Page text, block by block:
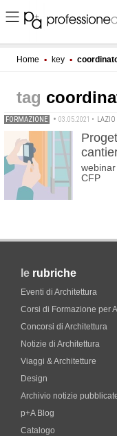
Home ▪ key ▪
FORMAZIONE • 03.05.2021 • LAZIO
CFP
le rubriche
Eventi di Architettura
Corsi di Formazione per
Concorsi di Architettura
Notizie di Architettura
Viaggi & Architetture
Design
Archivio notizie
p+A Blog
Catalogo